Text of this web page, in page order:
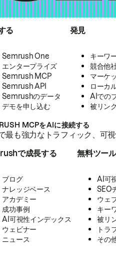
る
Semrush One
エンタープライズ
Semrush MCP
Semrush API
Semrushのデータ
デモを申し込む
発見
キーワ
競合他
マーケ
ローカ
AIでの
被リン
MCPをAIに接続する
最も強力なトラフィック、可
で成長する
ブログ
ナレッジベース
アカデミー
成功事例
AI可視性インデックス
ウェビナー
ニュース
無料ツー
AI可
SEO
ウェ
キー
被リ
トラ
その